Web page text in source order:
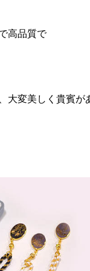
高品質で
大変美しく貴賓が